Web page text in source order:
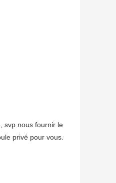
svp nous fournir le
privé pour vous.